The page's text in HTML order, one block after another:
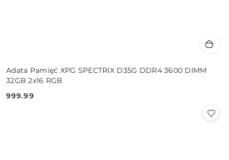
Adata Pamięć XPG SPECTRIX D35G DDR4 3600 DIMM
32GB 2x16 RGB
Cena:
999.99